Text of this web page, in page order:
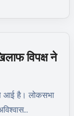
विपक्ष ने